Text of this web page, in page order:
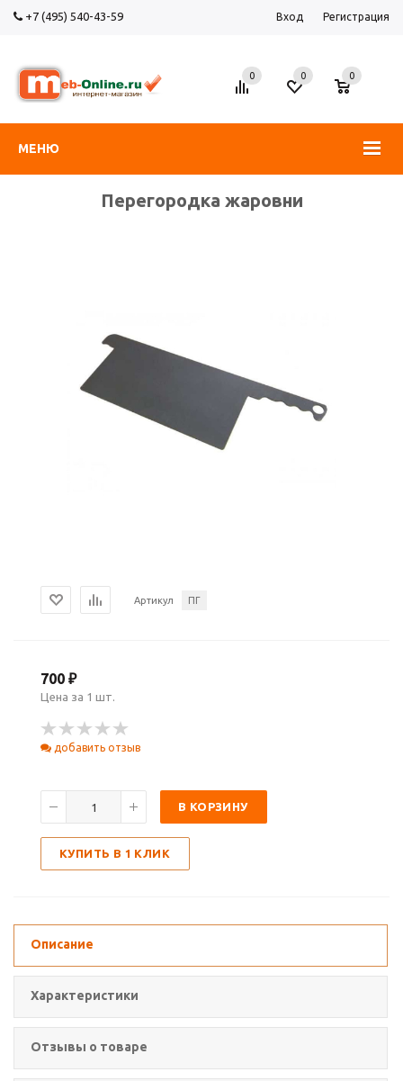
+7 (495) 540-43-59 Вход Регистрация
МЕНЮ
0 0
0
Перегородка жаровни
Артикул ПГ
700 ₽
Цена за 1 шт.
добавить отзыв
В КОРЗИНУ
КУПИТЬ В 1 КЛИК
Описание
Характеристики
Отзывы о товаре